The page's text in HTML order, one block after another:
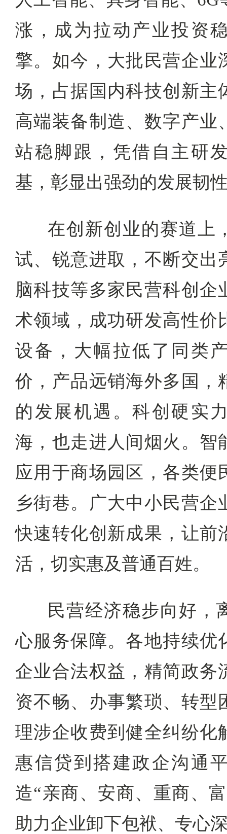
涨，成为拉动产业投资
擎。如今，大批民营企业
场，占据国内科技创新主
高端装备制造、数字产业
站稳脚跟，凭借自主研
基，彰显出强劲的发展韧
在创新创业的赛道上
试、锐意进取，不断交出
脑科技等多家民营科创企
术领域，成功研发高性价
设备，大幅拉低了同类
价，产品远销海外多国，
的发展机遇。科创硬实
海，也走进人间烟火。智
应用于商场园区，各类便
乡街巷。广大中小民营企
快速转化创新成果，让前
活，切实惠及普通百姓。
民营经济稳步向好，
心服务保障。各地持续优
企业合法权益，精简政务
资不畅、办事繁琐、转型
理涉企收费到健全纠纷化
惠信贷到搭建政企沟通
造“亲商、安商、重商、
助力企业卸下包袱、专心